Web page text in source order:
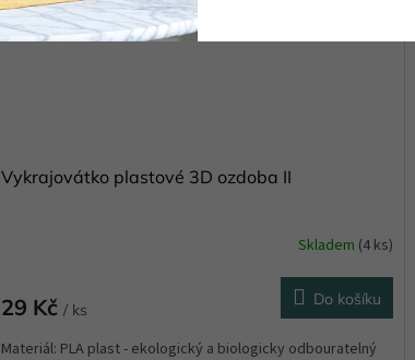
Vykrajovátko plastové 3D ozdoba II
Skladem (4 ks)
29 Kč/ ks
Do košíku
Materiál: PLA plast - ekologický a biologicky odbouratelný